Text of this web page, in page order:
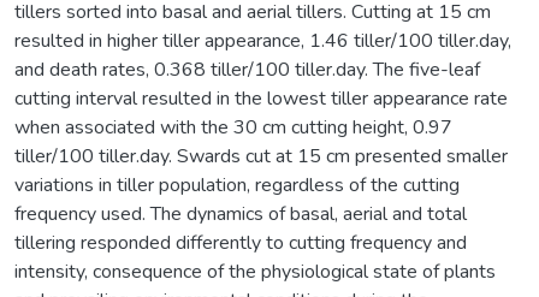
tillers sorted into basal and aerial tillers. Cutting at 15 cm
resulted in higher tiller appearance, 1.46 tiller/100 tiller.day,
and death rates, 0.368 tiller/100 tiller.day. The five-leaf
cutting interval resulted in the lowest tiller appearance rate
when associated with the 30 cm cutting height, 0.97
tiller/100 tiller.day. Swards cut at 15 cm presented smaller
variations in tiller population, regardless of the cutting
frequency used. The dynamics of basal, aerial and total
tillering responded differently to cutting frequency and
intensity, consequence of the physiological state of plants